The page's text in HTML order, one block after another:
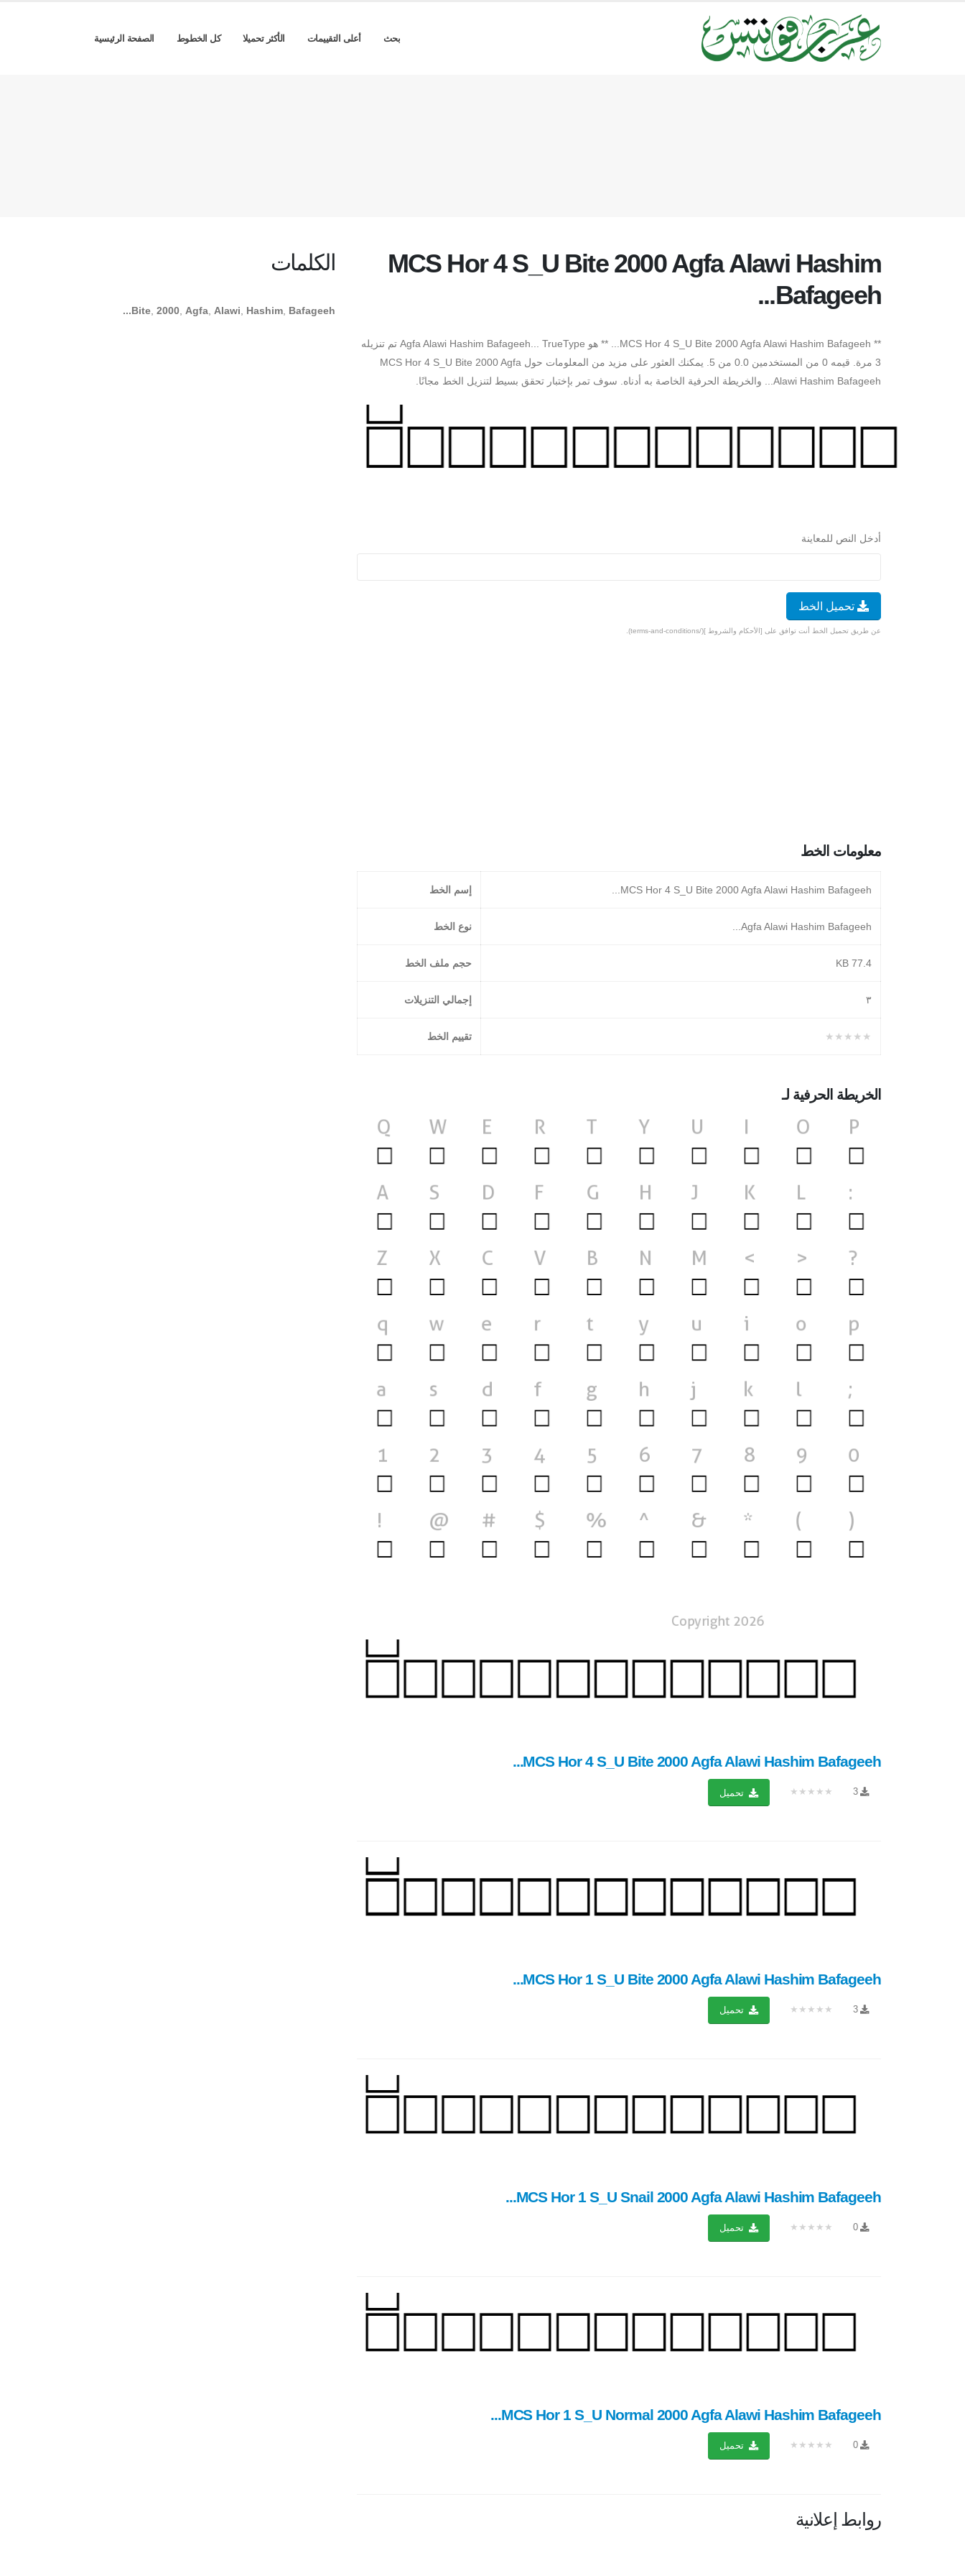
بحث أعلى التقييمات الأكثر تحميلا كل الخطوط الصفحة الرئيسية
MCS Hor 4 S_U Bite 2000 Agfa Alawi Hashim
Bafageeh...
** MCS Hor 4 S_U Bite 2000 Agfa Alawi Hashim Bafageeh... ** هو Agfa Alawi Hashim Bafageeh... TrueType تم تنزيله
3 مرة. قيمه 0 من المستخدمين 0.0 من 5. يمكنك العثور على مزيد من المعلومات حول MCS Hor 4 S_U Bite 2000 Agfa
Alawi Hashim Bafageeh... والخريطة الحرفية الخاصة به أدناه. سوف تمر بإختبار تحقق بسيط لتنزيل الخط مجانًا.
أدخل النص للمعاينة
تحميل الخط
عن طريق تحميل الخط أنت توافق على [الأحكام والشروط ](/terms-and-conditions).
معلومات الخط
MCS Hor 4 S_U Bite 2000 Agfa Alawi Hashim Bafageeh... إسم الخط
Agfa Alawi Hashim Bafageeh... نوع الخط
77.4 KB حجم ملف الخط
۳ إجمالي التنزيلات
★★★★★ تقييم الخط
الخريطة الحرفية لـ
MCS Hor 4 S_U Bite 2000 Agfa Alawi Hashim Bafageeh...
3
★★★★★ تحميل
MCS Hor 1 S_U Bite 2000 Agfa Alawi Hashim Bafageeh...
3
★★★★★ تحميل
MCS Hor 1 S_U Snail 2000 Agfa Alawi Hashim Bafageeh...
0
★★★★★ تحميل
MCS Hor 1 S_U Normal 2000 Agfa Alawi Hashim Bafageeh...
0
★★★★★ تحميل
روابط إعلانية
الكلمات
Bite 2000 Agfa Alawi Hashim Bafageeh...